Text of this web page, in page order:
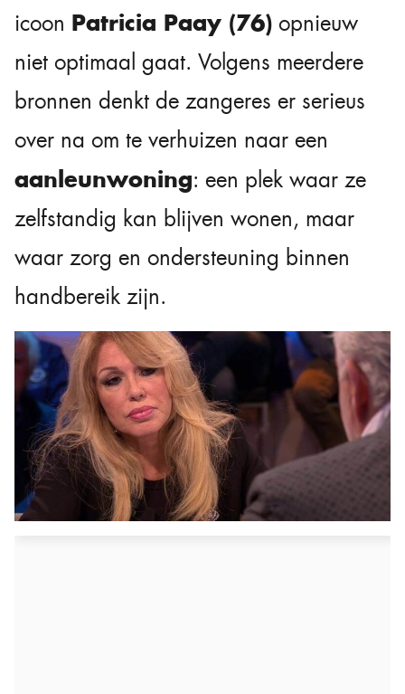
icoon Patricia Paay (76) opnieuw
niet optimaal gaat. Volgens meerdere
bronnen denkt de zangeres er serieus
over na om te verhuizen naar een
aanleunwoning: een plek waar ze
zelfstandig kan blijven wonen, maar
waar zorg en ondersteuning binnen
handbereik zijn.